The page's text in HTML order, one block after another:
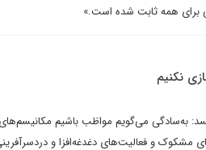
برای همه ثابت شده است.»
نکنیم
به‌سادگی می‌گویم مواظب باشیم
و فعالیت‌های دغدغه‌افزا و